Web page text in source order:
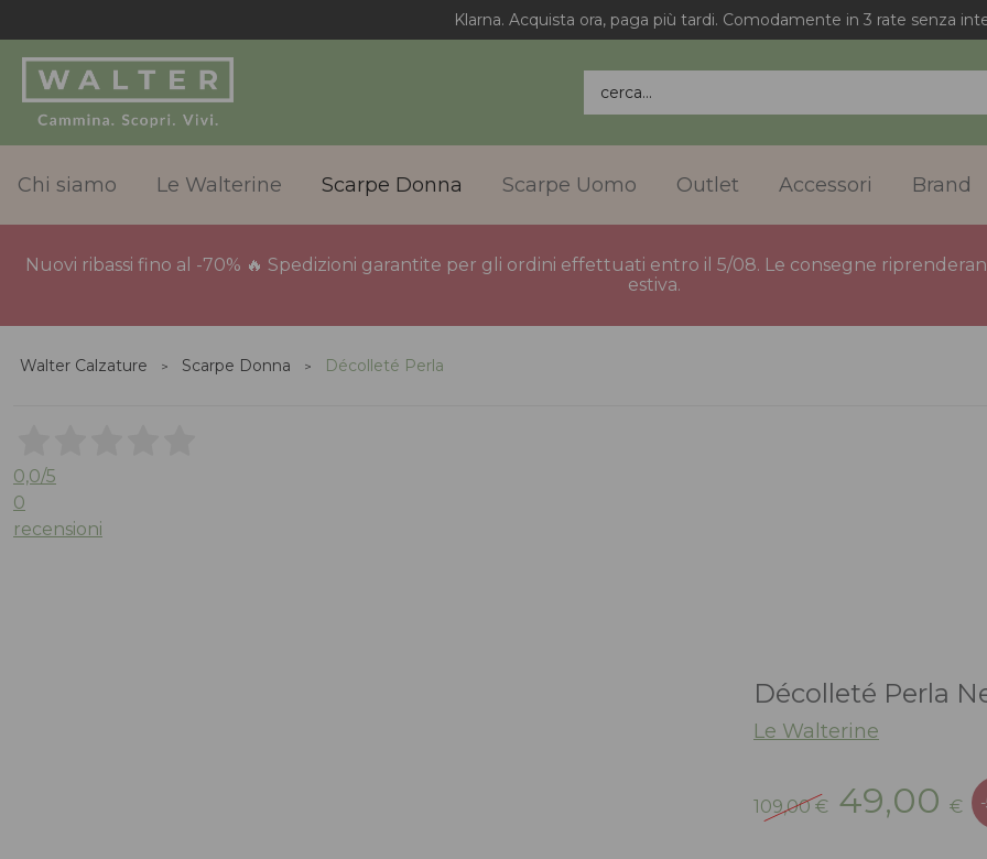
Spedizione gratuita in Italia per gli ordini superiori a 75€.
cerca...
Chi siamo Le Walterine Scarpe Donna Scarpe Uomo Outlet Accessori Brand
Nuovi ribassi fino al -70% 🔥 Spedizioni garantite per gli ordini effettuati entro il 5/08. Le consegne
estiva.
Walter Calzature Scarpe Donna Décolleté Perla
0,0/5
0
recensioni
Décolleté Perla
Le Walterine
109,00€
Il
prezzo
49,00 €
Il